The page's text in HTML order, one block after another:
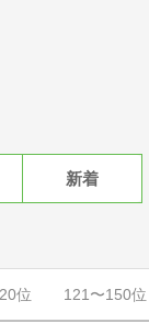
新着
位 121〜150位